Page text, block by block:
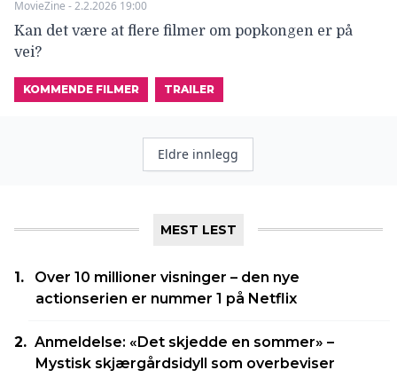
MovieZine - 2.2.2026 19:00
Kan det være at flere filmer om popkongen er på
vei?
KOMMENDE FILMER TRAILER
Innleggnavigasjon
Eldre innlegg
MEST LEST
Over 10 millioner visninger – den nye
actionserien er nummer 1 på Netflix
Anmeldelse: «Det skjedde en sommer» –
Mystisk skjærgårdsidyll som overbeviser